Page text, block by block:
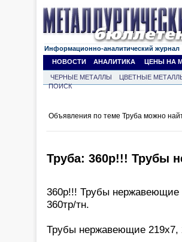
Информационно-аналитический журнал
НОВОСТИ
АНАЛИТИКА ЦЕНЫ НА
ЧЕРНЫЕ МЕТАЛЛЫ ЦВЕТНЫЕ
ПОИСК
Объявления по теме Труба можно
Труба: 360р!!! Трубы
360р!!! Трубы нержавеющие
360тр/тн.
Трубы нержавеющие 219х7,